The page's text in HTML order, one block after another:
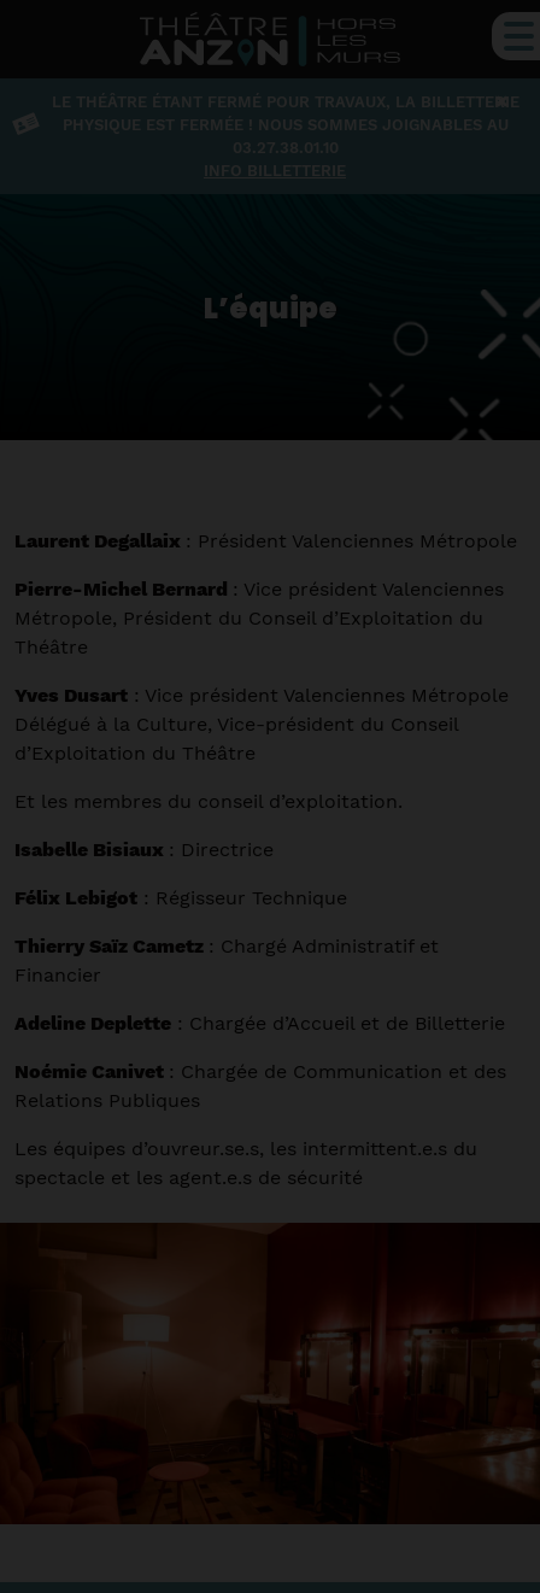
×
LE THÉÂTRE ÉTANT FERMÉ POUR TRAVAUX, LA BILLETTERIE
PHYSIQUE EST FERMÉE ! NOUS SOMMES JOIGNABLES AU
03.27.38.01.10
INFO BILLETTERIE
L’équipe
Laurent Degallaix : Président Valenciennes Métropole
Pierre-Michel Bernard : Vice président Valenciennes
Métropole, Président du Conseil d’Exploitation du
Théâtre
Yves Dusart : Vice président Valenciennes Métropole
Délégué à la Culture, Vice-président du Conseil
d’Exploitation du Théâtre
Et les membres du conseil d’exploitation.
Isabelle Bisiaux : Directrice
Félix Lebigot : Régisseur Technique
Thierry Saïz Cametz : Chargé Administratif et
Financier
Adeline Deplette : Chargée d’Accueil et de Billetterie
Noémie Canivet : Chargée de Communication et des
Relations Publiques
Les équipes d’ouvreur.se.s, les intermittent.e.s du
spectacle et les agent.e.s de sécurité